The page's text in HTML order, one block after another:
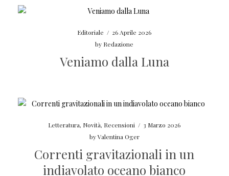
Editoriale / 26 Aprile 2026
by Redazione
Veniamo dalla Luna
Letteratura, Novità, Recensioni / 3 Marzo 2026
byValentina Oger
Correnti gravitazionali in un
indiavolato oceano bianco